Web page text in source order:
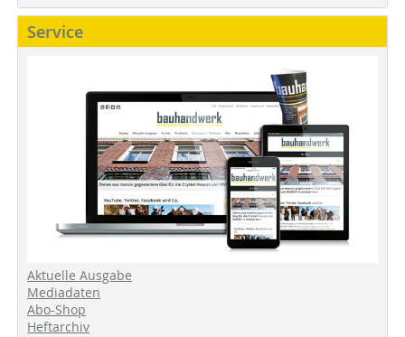
Service
Aktuelle Ausgabe
Mediadaten
Abo-Shop
Heftarchiv